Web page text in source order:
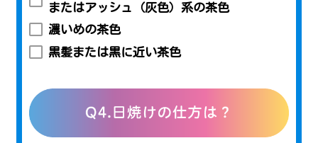
またはアッシュ（灰色）系の茶色
濃いめの茶色
黒髪または黒に近い茶色